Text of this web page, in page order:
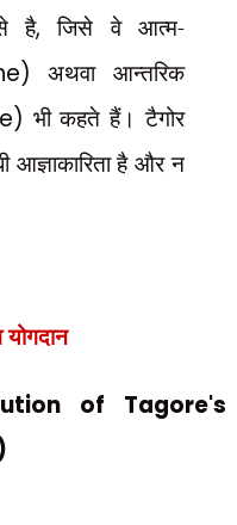
है,जिसे वे आत्म-
अथवा आन्तरिक
भी कहते हैं। टैगोर
है और न
of Tagore's